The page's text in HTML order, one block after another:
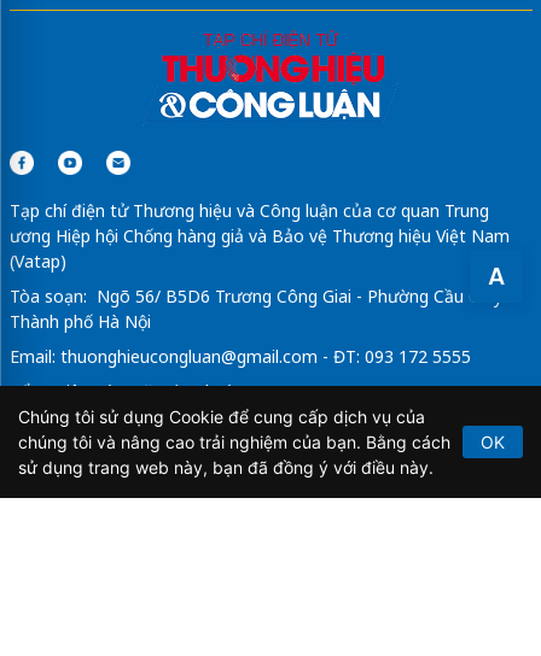
A
Tạp chí điện tử Thương hiệu và Công luận của cơ quan Trung
ương Hiệp hội Chống hàng giả và Bảo vệ Thương hiệu Việt Nam
(Vatap)
Tòa soạn: Ngõ 56/ B5D6 Trương Công Giai - Phường Cầu Giấy -
Thành phố Hà Nội
Email: thuonghieucongluan@gmail.com - ĐT: 093 172 5555
Tổng Biên Tập: Vũ Đức Thuận
Giấy phép hoạt động báo chí điện tử số 64/GP-BTTTT do Bộ
Thông tin và Truyền thông cấp ngày 21/2/2020.
Chúng tôi sử dụng Cookie để cung cấp dịch vụ của
chúng tôi và nâng cao trải nghiệm của bạn. Bằng cách
sử dụng trang web này, bạn đã đồng ý với điều này.
OK